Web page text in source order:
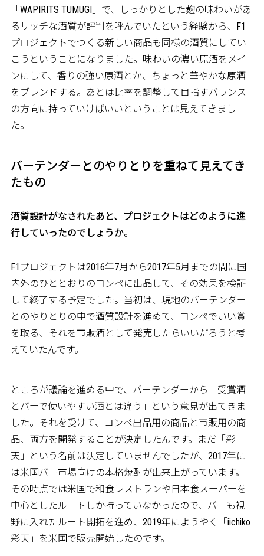
「WAPIRITS TUMUGI」で、しっかりとした麹の味わいがあ
るリッチな酒質が評判を呼んでいたという経験から、F1
プロジェクトでつくる新しい商品も同様の酒質にしてい
こうということになりました。味わいの濃い原酒をメイ
ンにして、香りの強い原酒とか、ちょっと華やかな原酒
をブレンドする。あとは比率を調整して目指すバランス
の方向に持っていけばいいということは見えてきまし
た。
バーテンダーとのやりとりを重ねて見えてき
たもの
――酒質設計がなされたあと、プロジェクトはどのように進
行していったのでしょうか。
F1プロジェクトは2016年7月から2017年5月までの間に国
内外のひととおりのコンペに出品して、その効果を検証
して終了する予定でした。当初は、現地のバーテンダー
とのやりとりの中で酒質設計を進めて、コンペでいい賞
を取る、それを市販酒として発売したらいいだろうと考
えていたんです。
ところが議論を進める中で、バーテンダーから「受賞酒
とバーで使いやすい酒とは違う」という意見が出てきま
した。それを受けて、コンペ出品用の商品と市販用の商
品、両方を開発することが決定したんです。まだ「彩
天」という名前は決定していませんでしたが、2017年に
は米国バー市場向けの本格焼酎が出来上がっています。
その時点では米国で和食レストランや日本食スーパーを
中心としたルートしか持っていなかったので、バーも視
野に入れたルート開拓を進め、2019年にようやく「iichiko
彩天」を米国で販売開始したのです。